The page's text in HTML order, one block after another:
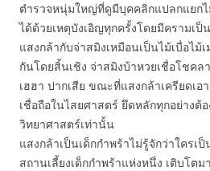
ตำรวจหนุ่มใหญ่ที่ดูมีบุคคลิกแปลกแยกไ
ได้ด้วยเหตุบังเอิญทุกครั้งโดยมีครามเป็
แสงกล้ากับจ่าสมิงเหมือนเป็นไม้เบื่อไ
กันโดยสิ้นเชิง จ่าสมิงบ้าหวยเชื่อโชคล
เฮฮา ปากเสีย ขณะที่แสงกล้าเครียดเอ
เชื่อถือในไสยศาสตร์ ยึดหลักทุกอย่างต้
วิทยาศาสตร์เท่านั้น
แสงกล้าเป็นเด็กกำพร้าไม่รู้จักว่าใครเ
สถานเลี้ยงเด็กกำพร้าแห่งหนึ่ง เติบโต